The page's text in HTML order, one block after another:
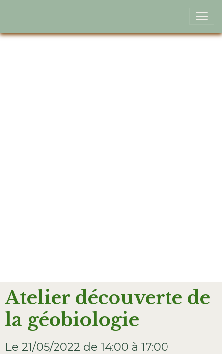
Atelier découverte de
la géobiologie
Le 21/05/2022 de 14:00 à 17:00